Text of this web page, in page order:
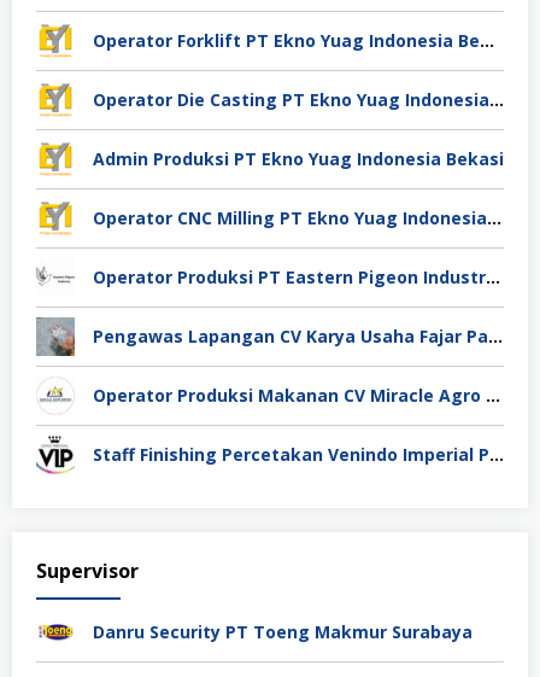
Operator Forklift PT Ekno Yuag Indonesia Bekasi
Operator Die Casting PT Ekno Yuag Indonesia Bekasi
Admin Produksi PT Ekno Yuag Indonesia Bekasi
Operator CNC Milling PT Ekno Yuag Indonesia Bekasi
Operator Produksi PT Eastern Pigeon Industry Deli Serdang
Pengawas Lapangan CV Karya Usaha Fajar Pasuruan
Operator Produksi Makanan CV Miracle Agro Spices Sidoarjo
Staff Finishing Percetakan Venindo Imperial Perkasa Bandung Kota
Supervisor
Danru Security PT Toeng Makmur Surabaya